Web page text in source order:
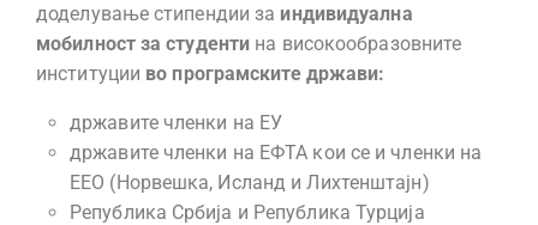
доделување стипендии за индивидуална
мобилност за студенти на високообразовните
институции во програмските држави:
државите членки на ЕУ
државите членки на ЕФТА кои се и членки на
ЕЕО (Норвешка, Исланд и Лихтенштајн)
Република Србија и Република Турција